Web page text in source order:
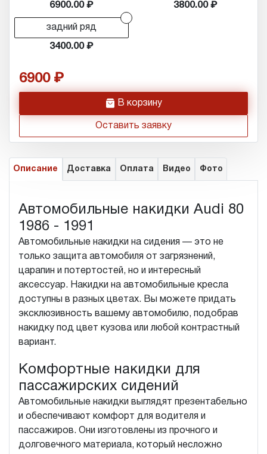
6900.00 3800.00
задний ряд
3400.00
6900
h В корзину
Оставить заявку
Описание Доставка Оплата Видео Фото
Автомобильные накидки Audi 80
1986 - 1991
Автомобильные накидки на сидения — это не
только защита автомобиля от загрязнений,
царапин и потертостей, но и интересный
аксессуар. Накидки на автомобильные кресла
доступны в разных цветах. Вы можете придать
эксклюзивность вашему автомобилю, подобрав
накидку под цвет кузова или любой контрастный
вариант.
Комфортные накидки для
пассажирских сидений
Автомобильные накидки выглядят презентабельно
и обеспечивают комфорт для водителя и
пассажиров. Они изготовлены из прочного и
долговечного материала, который несложно